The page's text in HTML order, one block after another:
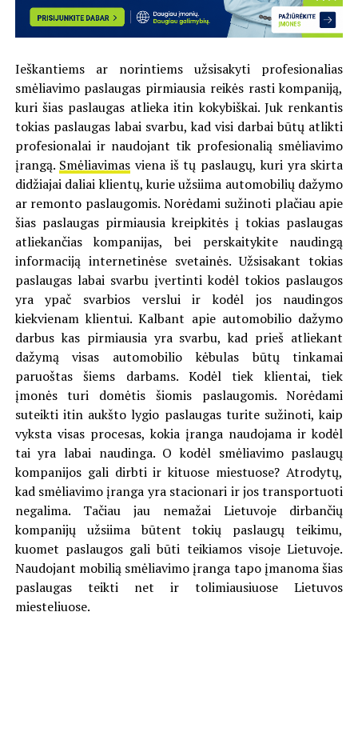
Ieškantiems ar norintiems užsisakyti profesionalias
smėliavimo paslaugas pirmiausia reikės rasti kompaniją,
kuri šias paslaugas atlieka itin kokybiškai. Juk renkantis
tokias paslaugas labai svarbu, kad visi darbai būtų atlikti
profesionalai ir naudojant tik profesionalią smėliavimo
įrangą. Smėliavimas viena iš tų paslaugų, kuri yra skirta
didžiajai daliai klientų, kurie užsiima automobilių dažymo
ar remonto paslaugomis. Norėdami sužinoti plačiau apie
šias paslaugas pirmiausia kreipkitės į tokias paslaugas
atliekančias kompanijas, bei perskaitykite naudingą
informaciją internetinėse svetainės. Užsisakant tokias
paslaugas labai svarbu įvertinti kodėl tokios paslaugos
yra ypač svarbios verslui ir kodėl jos naudingos
kiekvienam klientui. Kalbant apie automobilio dažymo
darbus kas pirmiausia yra svarbu, kad prieš atliekant
dažymą visas automobilio kėbulas būtų tinkamai
paruoštas šiems darbams. Kodėl tiek klientai, tiek
įmonės turi domėtis šiomis paslaugomis. Norėdami
suteikti itin aukšto lygio paslaugas turite sužinoti, kaip
vyksta visas procesas, kokia įranga naudojama ir kodėl
tai yra labai naudinga. O kodėl smėliavimo paslaugų
kompanijos gali dirbti ir kituose miestuose? Atrodytų,
kad smėliavimo įranga yra stacionari ir jos transportuoti
negalima. Tačiau jau nemažai Lietuvoje dirbančių
kompanijų užsiima būtent tokių paslaugų teikimu,
kuomet paslaugos gali būti teikiamos visoje Lietuvoje.
Naudojant mobilią smėliavimo įranga tapo įmanoma šias
paslaugas teikti net ir tolimiausiuose Lietuvos
miesteliuose.